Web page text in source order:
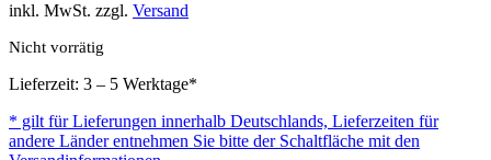
war:
ist:
inkl. MwSt. zzgl. Versand
Nicht vorrätig
Lieferzeit: 3 – 5 Werktage*
* gilt für Lieferungen innerhalb Deutschlands, Lieferzeiten für
andere Länder entnehmen Sie bitte der Schaltfläche mit den